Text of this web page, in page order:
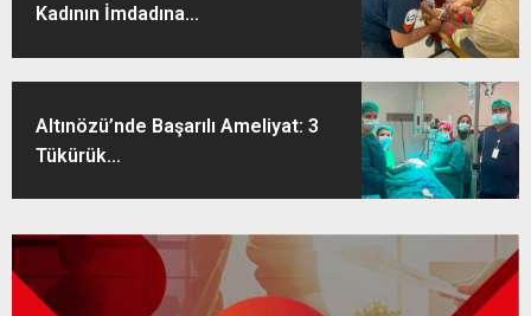
Kadının İmdadına...
Altınözü’nde Başarılı Ameliyat: 3
Tükürük...